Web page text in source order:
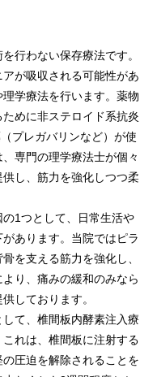
行わない保存療法です。
が吸収される可能性があ
学療法を行います。薬物
めに非ステロイド系抗炎
プレガバリンなど）が使
専門の理学療法士が個々
し、筋力を強化しつつ柔
1つとして、日常生活や
あります。当院ではピラ
を支える筋力を強化し、
り、痛みの緩和のみなら
しております。
て、椎間板内酵素注入療
れは、椎間板に注射する
圧迫を解除されることを